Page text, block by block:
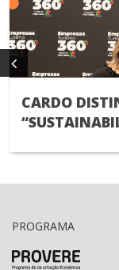
CARDO
PROGRAMA